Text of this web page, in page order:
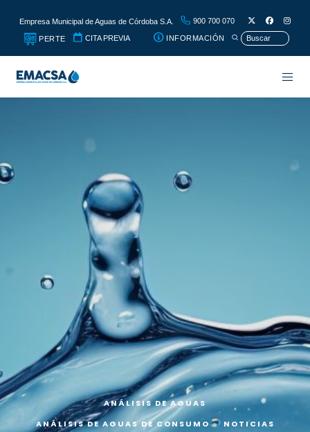
Empresa Municipal de Aguas de Córdoba S.A. 900 700 070
PERTE CITA PREVIA INFORMACIÓN
ANÁLISIS DE AGUAS
ANÁLISIS DE AGUAS DE CONSUMO
NOTICIAS